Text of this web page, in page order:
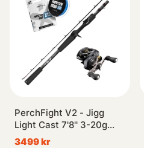
PerchFight V2 - Jigg
Light Cast 7'8'' 3-20g
Curado BFS Combo
3499 kr